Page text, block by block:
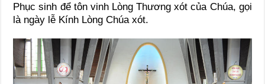
Phục sinh để tôn vinh Lòng Thương xót của Chúa, gọi
là ngày lễ Kính Lòng Chúa xót.